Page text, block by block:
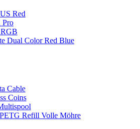
Red
Pro
Dual Color Red Blue
Cable
Coins
Refill Volle Möhre